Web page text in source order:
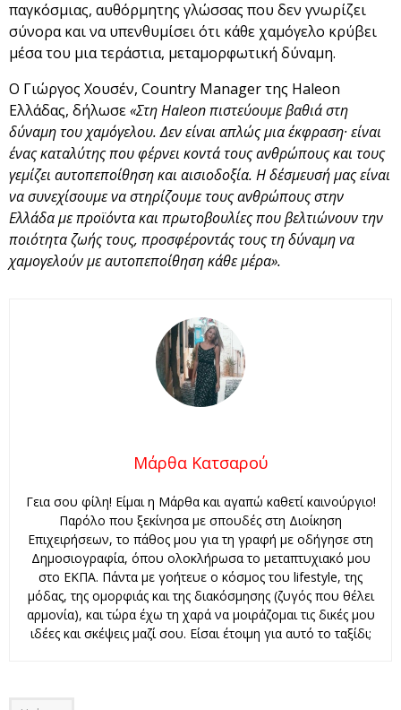
παγκόσμιας, αυθόρμητης γλώσσας που δεν γνωρίζει
σύνορα και να υπενθυμίσει ότι κάθε χαμόγελο κρύβει
μέσα του μια τεράστια, μεταμορφωτική δύναμη.
Ο Γιώργος Χουσέν, Country Manager της Haleon
Ελλάδας, δήλωσε«Στη Haleon πιστεύουμε βαθιά στη
δύναμη του χαμόγελου. Δεν είναι απλώς μια έκφραση· είναι
ένας καταλύτης που φέρνει κοντά τους ανθρώπους και τους
γεμίζει αυτοπεποίθηση και αισιοδοξία. Η δέσμευσή μας είναι
να συνεχίσουμε να στηρίζουμε τους ανθρώπους στην
Ελλάδα με προϊόντα και πρωτοβουλίες που βελτιώνουν την
ποιότητα ζωής τους, προσφέροντάς τους τη δύναμη να
χαμογελούν με αυτοπεποίθηση κάθε μέρα».
Μάρθα Κατσαρού
Γεια σου φίλη! Είμαι η Μάρθα και αγαπώ καθετί καινούργιο!
Παρόλο που ξεκίνησα με σπουδές στη Διοίκηση
Επιχειρήσεων, το πάθος μου για τη γραφή με οδήγησε στη
Δημοσιογραφία, όπου ολοκλήρωσα το μεταπτυχιακό μου
στο ΕΚΠΑ. Πάντα με γοήτευε ο κόσμος του lifestyle, της
μόδας, της ομορφιάς και της διακόσμησης (ζυγός που θέλει
αρμονία), και τώρα έχω τη χαρά να μοιράζομαι τις δικές μου
ιδέες και σκέψεις μαζί σου. Είσαι έτοιμη για αυτό το ταξίδι;